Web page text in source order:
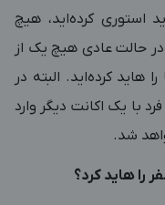
استوری کرده‌اید، هیچ
در حالت عادی هیچ یک از
هاید کرده‌اید. البته در
با یک اکانت دیگر وارد
شد.
را هاید کرد؟